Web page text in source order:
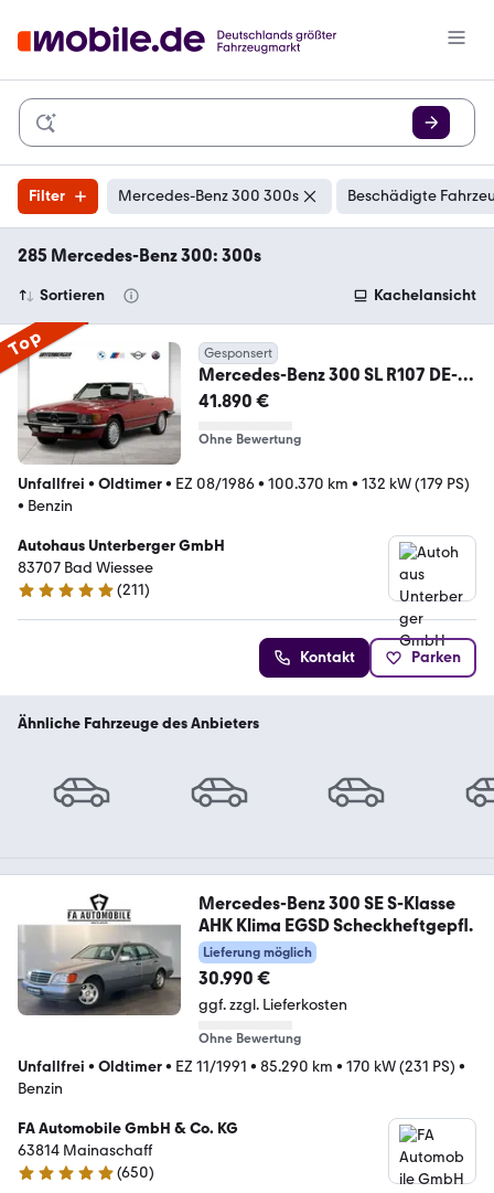
Filter Mercedes-Benz 300 300s Beschädigte
285 Mercedes-Benz 300: 300s
Sortieren Kachelansicht
Top Gesponsert
Mercedes-Benz 300 SL R107 DE-
Modell Classic Data 2+
41.890 €
Ohne Bewertung
Unfallfrei • Oldtimer• EZ 08/1986• 100.370 km • 132 kW (179 PS)
• Benzin
Autohaus Unterberger GmbH
83707 Bad Wiessee
4.8 Sterne
(211)
Kontakt Parken
Ähnliche Fahrzeuge des Anbieters
Mercedes-Benz 300 SE S-Klasse
AHK Klima EGSD Scheckheftgepfl.
Lieferung möglich
30.990 €
ggf. zzgl. Lieferkosten
Ohne Bewertung
Unfallfrei • Oldtimer• EZ 11/1991 • 85.290 km • 170 kW (231 PS) •
Benzin
FA Automobile GmbH & Co. KG
63814 Mainaschaff
4.8 Sterne
(650)